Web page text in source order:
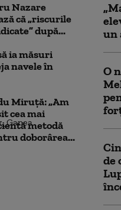
Nazare
că „riscurile
după...
ia măsuri
navele în
Miruță: „Am
cea mai
metodă
doborârea...
un
O
de